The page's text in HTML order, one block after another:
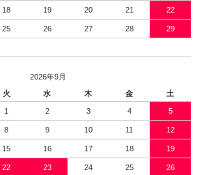
18 19 20 21 22
25 26 27 28 29
2026年9月
火 水 木 金 土
1 2 3 4 5
8 9 10 11 12
15 16 17 18 19
22 23 24 25 26